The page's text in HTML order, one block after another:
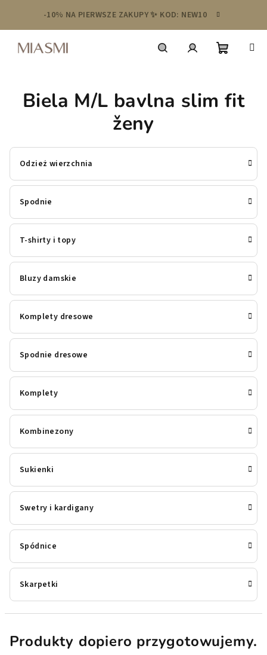
treści
-10% NA PIERWSZE ZAKUPY ✨ KOD: NEW10
się
Biela M/L bavlna slim fit
ženy
Odzież wierzchnia
Spodnie
T-shirty i topy
Bluzy damskie
Komplety dresowe
Spodnie dresowe
Komplety
Kombinezony
Sukienki
Swetry i kardigany
Spódnice
Skarpetki
Produkty dopiero przygotowujemy.